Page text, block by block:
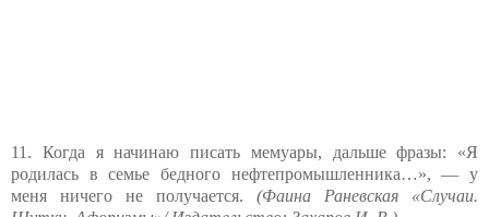
11. Когда я начинаю писать мемуары, дальше фразы: «Я
родилась в семье бедного нефтепромышленника…», — у
меня ничего не получается. (Фаина Раневская «Случаи.